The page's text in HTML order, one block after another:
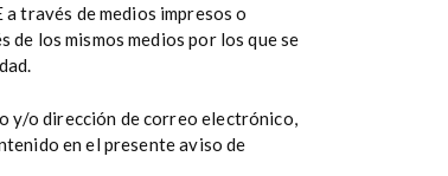
través de medios impresos o
de los mismos medios por los que se
y/o dirección de correo electrónico,
en el presente aviso de